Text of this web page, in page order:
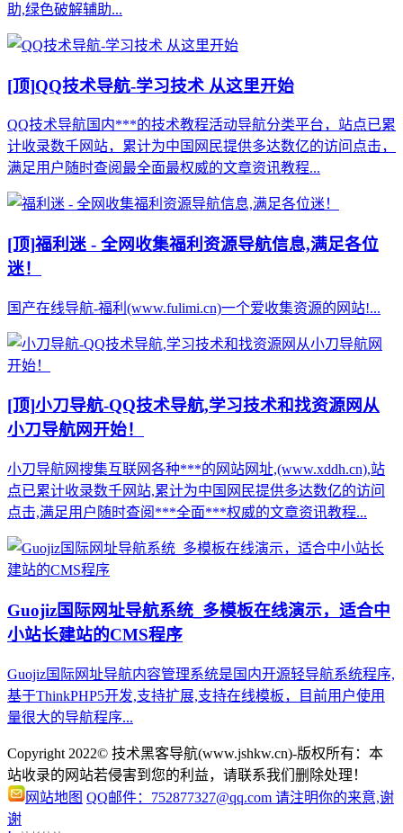
助,绿色破解辅助...
[顶]QQ技术导航-学习技术 从这里开始
QQ技术导航国内***的技术教程活动导航分类平台，站点已累
计收录数千网站，累计为中国网民提供多达数亿的访问点击，
满足用户随时查阅最全面最权威的文章资讯教程...
[顶]福利迷 - 全网收集福利资源导航信息,满足各位
迷！
国产在线导航-福利(www.fulimi.cn)一个爱收集资源的网站!...
[顶]小刀导航-QQ技术导航,学习技术和找资源网从
小刀导航网开始！
小刀导航网搜集互联网各种***的网站网址,(www.xddh.cn),站
点已累计收录数千网站,累计为中国网民提供多达数亿的访问
点击,满足用户随时查阅***全面***权威的文章资讯教程...
Guojiz国际网址导航系统_多模板在线演示，适合中
小站长建站的CMS程序
Guojiz国际网址导航内容管理系统是国内开源轻导航系统程序,
基于ThinkPHP5开发,支持扩展,支持在线模板，目前用户使用
量很大的导航程序...
Copyright 2022© 技术黑客导航(www.jshkw.cn)-版权所有：本
站收录的网站若侵害到您的利益，请联系我们删除处理！
网站地图 QQ邮件：752877327@qq.com 请注明你的来意,谢
谢